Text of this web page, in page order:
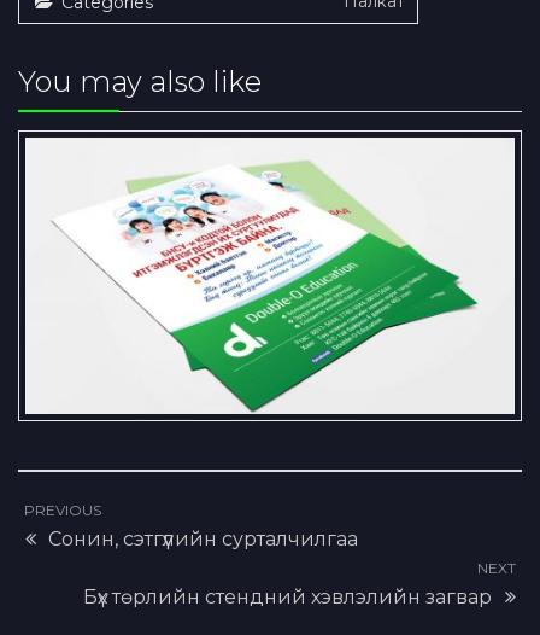
You may also like
A3_flyer_Double-O
Education_Burtgel
PREVIOUS
Сонин, сэтгүүлийн сурталчилгаа
NEXT
Бүх төрлийн стендний хэвлэлийн загвар